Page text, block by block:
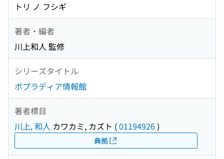
トリ ノ フシギ
著者・編者
川上和人 監修
シリーズタイトル
ポプラディア情報館
著者標目
川上, 和人 カワカミ, カズト (01194926)
典拠